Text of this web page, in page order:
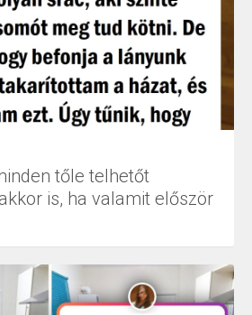
tőle telhetőt
is, ha valamit először